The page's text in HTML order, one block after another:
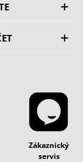
Zákaznický
servis